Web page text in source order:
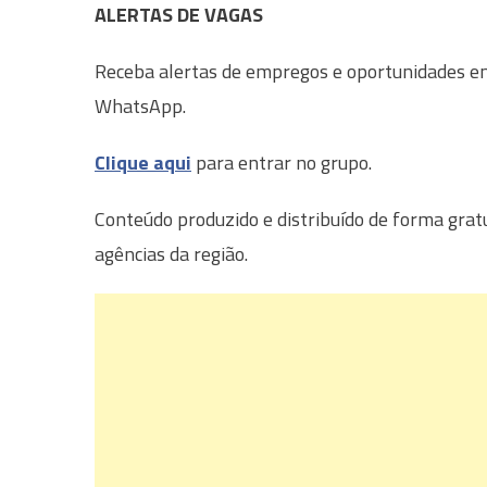
ALERTAS DE VAGAS
Receba alertas de empregos e oportunidades
WhatsApp.
Clique aqui para entrar no grupo.
Conteúdo produzido e distribuído de forma
agências da região.